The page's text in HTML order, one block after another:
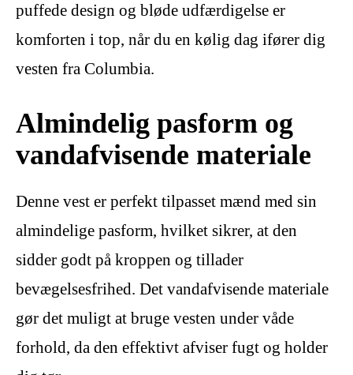
puffede design og bløde udfærdigelse er
komforten i top, når du en kølig dag ifører dig
vesten fra Columbia.
Almindelig pasform og
vandafvisende materiale
Denne vest er perfekt tilpasset mænd med sin
almindelige pasform, hvilket sikrer, at den
sidder godt på kroppen og tillader
bevægelsesfrihed. Det vandafvisende materiale
gør det muligt at bruge vesten under våde
forhold, da den effektivt afviser fugt og holder